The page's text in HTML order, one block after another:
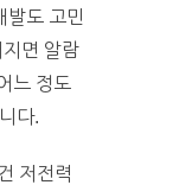
발도 고민
면 알람
느 정도
다.
저전력